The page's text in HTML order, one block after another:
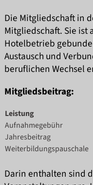
Die Mitgliedschaft in
Mitgliedschaft. Sie ist
Hotelbetrieb
Austausch und
beruflichen Wechsel
Mitgliedsbeitrag:
Leistung
Aufnahmegebühr
Jahresbeitrag
Weiterbildungspauschale
Darin enthalten sind